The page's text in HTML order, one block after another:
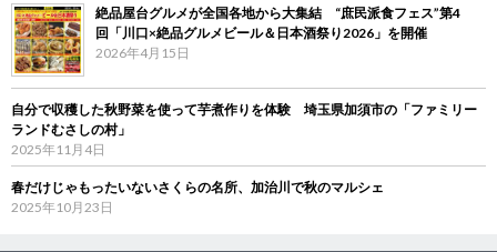
絶品屋台グルメが全国各地から大集結 “庶民派食フェス”第4
回「川口×絶品グルメビール＆日本酒祭り2026」を開催
2026年4月15日
自分で収穫した秋野菜を使って芋煮作りを体験 埼玉県加須市の「ファミリー
ランドむさしの村」
2025年11月4日
春だけじゃもったいないさくらの名所、加治川で秋のマルシェ
2025年10月23日